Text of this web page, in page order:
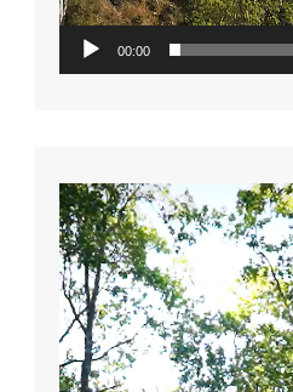
00:00
Video
Player